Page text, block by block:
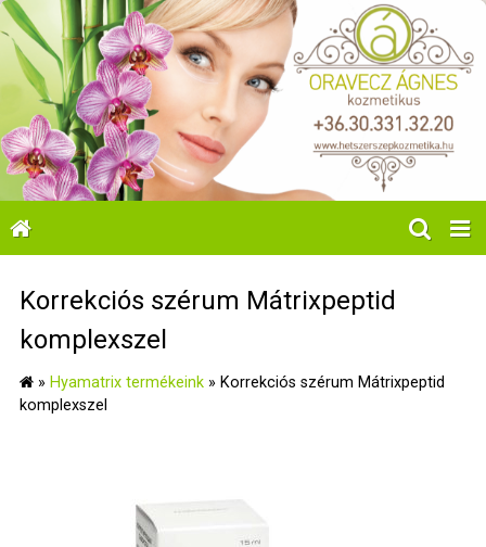
Korrekciós szérum Mátrixpeptid
komplexszel
» Hyamatrix termékeink » Korrekciós szérum Mátrixpeptid
komplexszel